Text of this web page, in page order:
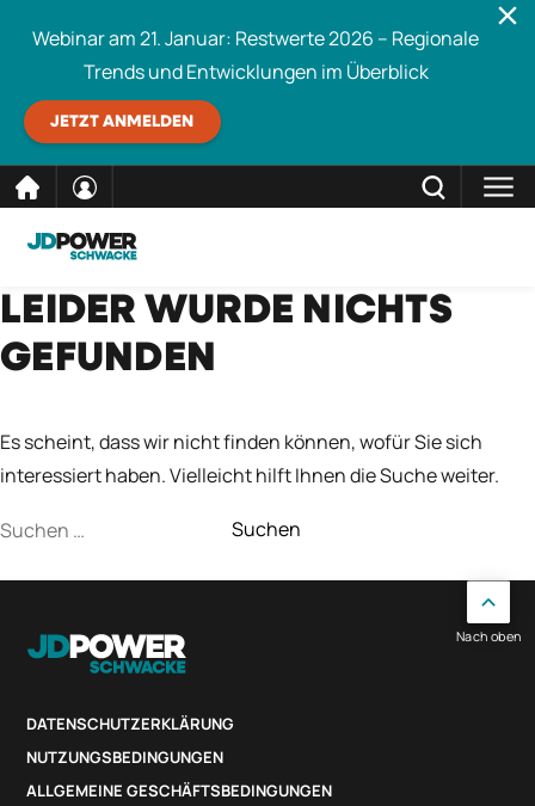
direkt
zum
Inhalt
Webinar am 21. Januar: Restwerte 2026 – Regionale
Trends und Entwicklungen im Überblick
JETZT ANMELDEN
Schwacke durchsuchen SCHLIESSEN
LEIDER WURDE NICHTS
GEFUNDEN
Es scheint, dass wir nicht finden können, wofür Sie sich
interessiert haben. Vielleicht hilft Ihnen die Suche weiter.
Suchen
DATENSCHUTZERKLÄRUNG
NUTZUNGSBEDINGUNGEN
ALLGEMEINE GESCHÄFTSBEDINGUNGEN
Nach oben